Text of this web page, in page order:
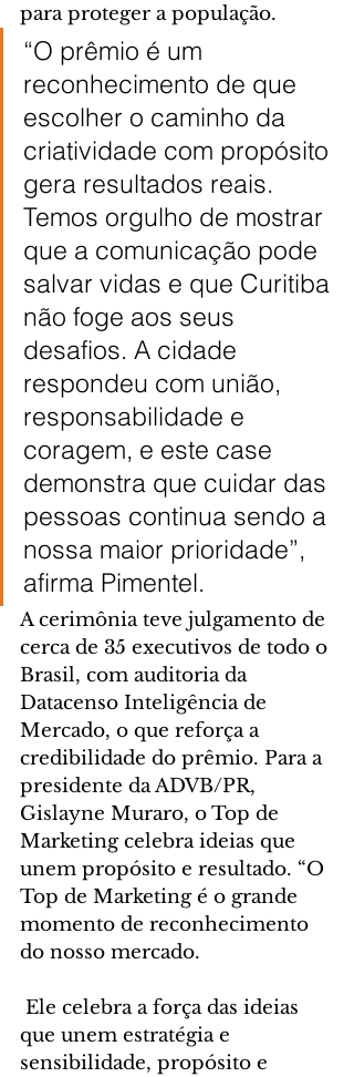
para proteger a população.
“O prêmio é um
reconhecimento de que
escolher o caminho da
criatividade com propósito
gera resultados reais.
Temos orgulho de mostrar
que a comunicação pode
salvar vidas e que Curitiba
não foge aos seus
desafios. A cidade
respondeu com união,
responsabilidade e
coragem, e este case
demonstra que cuidar das
pessoas continua sendo a
nossa maior prioridade”,
afirma Pimentel.
A cerimônia teve julgamento de
cerca de 35 executivos de todo o
Brasil, com auditoria da
Datacenso Inteligência de
Mercado, o que reforça a
credibilidade do prêmio. Para a
presidente da ADVB/PR,
Gislayne Muraro, o Top de
Marketing celebra ideias que
unem propósito e resultado. “O
Top de Marketing é o grande
momento de reconhecimento
do nosso mercado.
que unem estratégia e
sensibilidade, propósito e